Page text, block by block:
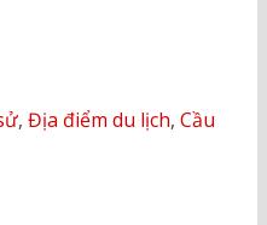
, Địa điểm du lịch, Cầu